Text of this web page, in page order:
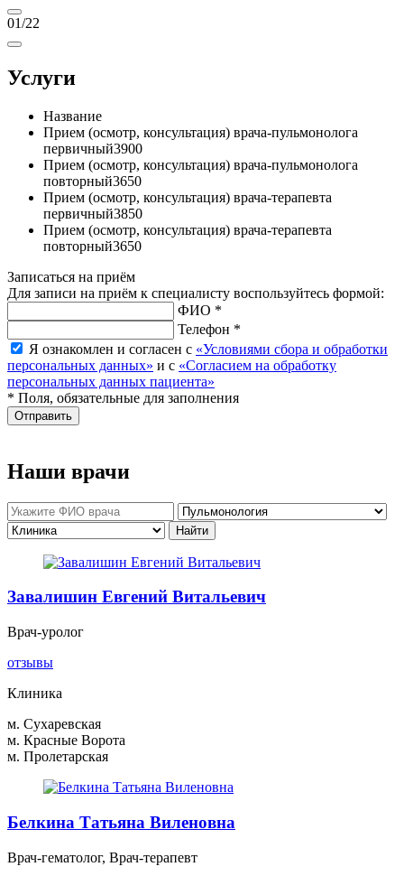
01/22
Услуги
Название
Прием (осмотр, консультация) врача-пульмонолога
первичный3900
Прием (осмотр, консультация) врача-пульмонолога
повторный3650
Прием (осмотр, консультация) врача-терапевта
первичный3850
Прием (осмотр, консультация) врача-терапевта
повторный3650
Записаться на приём
Для записи на приём к специалисту воспользуйтесь формой:
ФИО *
Телефон *
Я ознакомлен и согласен с «Условиями сбора и обработки
персональных данных» и с «Согласием на обработку
персональных данных пациента»
* Поля, обязательные для заполнения
Отправить
Наши врачи
Завалишин Евгений Витальевич
Врач-уролог
отзывы
Клиника
м. Сухаревская
м. Красные Ворота
м. Пролетарская
Белкина Татьяна Виленовна
Врач-гематолог, Врач-терапевт